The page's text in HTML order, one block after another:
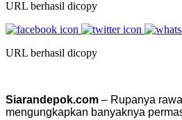
URL berhasil dicopy
URL berhasil dicopy
Siarandepok.com – Rupanya
mengungkapkan banyaknya